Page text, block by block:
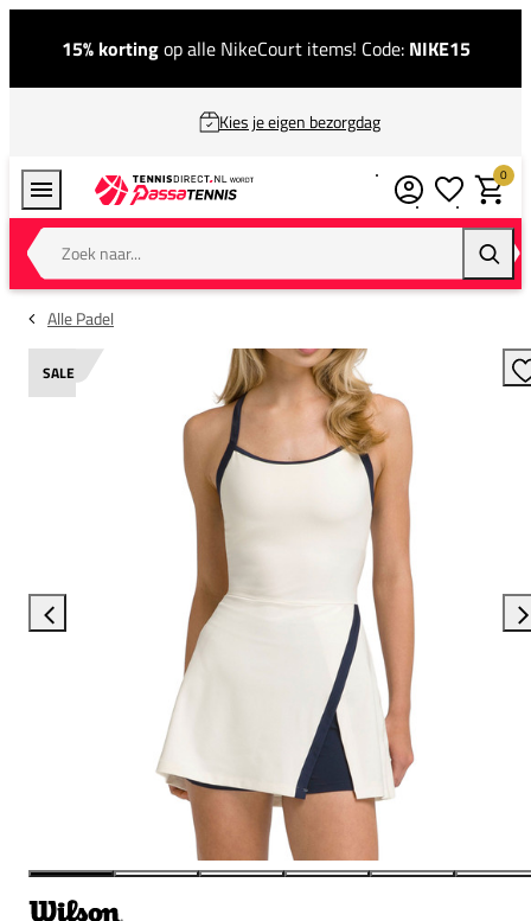
15% kortingop alle NikeCourt items! Code: NIKE15
Kies je eigen bezorgdag
Zoek naar...
0
Alle Padel
SALE